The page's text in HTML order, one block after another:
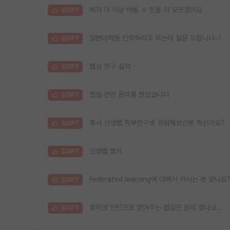
김GPT 제가 더 이상 버틸 수 있을 지 모르겠어요
김GPT 일반대학원 진학하려고 하는데 질문 드립니다~!
김GPT 랩실 연구 실적ᆢ
김GPT 랩실 관련 문의를 받았습니다
김GPT 혹시 신생랩 학부연구생 경험해보신분 계신가요?
김GPT 신생랩 방치
김GPT Federated learning에 대해서 아시는 분 있나요
김GPT 휴학생 인턴으로 받아주는 랩실은 원래 없나요..